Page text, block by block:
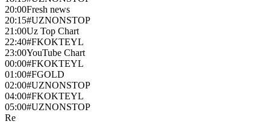
20:00Fresh news
20:15#UZNONSTOP
21:00Uz Top Chart
22:40#FKOKTEYL
23:00YouTube Chart
00:00#FKOKTEYL
01:00#FGOLD
02:00#UZNONSTOP
04:00#FKOKTEYL
05:00#UZNONSTOP
Re